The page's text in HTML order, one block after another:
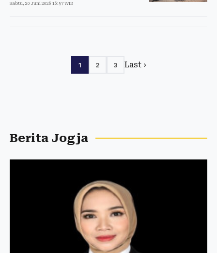
Sabtu, 20 Juni 2026 16:57 WIB
1 2 3 Last ›
Berita Jogja